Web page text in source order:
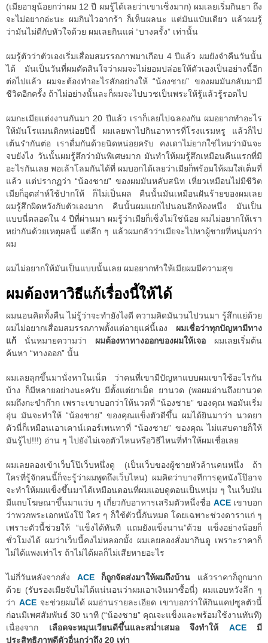
(เมียอายุน้อยกว่าผม 12 ปี ผมรู้ได้เลยว่าเขาเซ็งมาก) ผมเลยเริ่มกินยา ถึง
จะไม่อยากอ่ะนะ ผมกินไวอากร้า ก็เห็นผลนะ แต่มันแป๋บเดียว แล้วผมรู้
ว่ามันไม่ดีกับหัวใจด้วย ผมเลยกินแค่ “บางครั้ง” เท่านั้น
ผมรู้ตัวว่าตัวเองเริ่มเสื่อมสมรรถภาพมาเกือบ 4 ปีแล้ว ผมยังจำคืนวันนั้น
ได้ มันเป็นวันที่ผมตัดสินใจว่าผมจะไม่ยอมปล่อยให้ตัวเองเป็นอย่างนี้อีก
ต่อไปแล้ว ผมจะต้องทำอะไรสักอย่างให้ “น้องชาย” ของผมมันกลับมามี
ชีวิตอีกครั้ง ถ้าไม่อย่างนั้นละก็ผมจะไปบวชเป็นพระให้รู้แล้วรู้รอดไป
ผมกะเมียแต่งงานกันมา 20 ปีแล้ว เราก็เลยไปฉลองกัน ผมอยากทำอะไร
ให้มันโรแมนติกหน่อยปีนี้ ผมเลยพาไปกินอาหารที่โรงแรมหรู แล้วก็ไป
เต้นรำกันต่อ เราดื่มกันด้วยนิดหน่อยครับ คงเดาไม่ยากใช่ไหมว่ามันจะ
จบยังไง วันนั้นผมรู้สึกว่ามันพิเศษมาก มันทำให้ผมรู้สึกเหมือนคืนแรกที่มี
อะไรกันเลย พอเล้าโลมกันได้ที่ ผมบอกได้เลยว่าเมียก็พร้อมให้ผมใส่เต็มที่
แล้ว แต่ปรากฏว่า “น้องชาย” ของผมมันหลับสนิท เหี่ยวเหมือนไม่มีชีวิต
เมียก็อุตส่าห์ใช้ปากให้ ก็ไม่เป็นผล คืนนั้นมันเหมือนฝันร้ายของผมเลย
ผมรู้สึกผิดหวังกับตัวเองมาก คืนนั้นผมแยกไปนอนอีกห้องหนึ่ง มันเป็น
แบบนี่ตลอดใน 4 ปีที่ผ่านมา ผมรู้ว่าเมียก็เซ็งไม่ใช่น้อย ผมไม่อยากให้เรา
หย่ากันด้วยเหตุผลนี้ แต่ลึก ๆ แล้วผมกลัวว่าเมียจะไปหาผู้ชายที่หนุ่มกว่า
ผม
ผมไม่อยากให้มันเป็นแบบนั้นเลย ผมอยากทำให้เมียผมมีความสุข
ผมต้องหาวิธีแก้เรื่องนี้ให้ได้
ผมนอนคิดทั้งคืน ไม่รู้ว่าจะทำยังไงดี ความคิดมันวนไปวนมา รู้สึกแย่ด้วย
ผมไม่อยากเสื่อมสมรรถภาพตั้งแต่อายุแค่นี้เอง ผมเชื่อว่าทุกปัญหามีทาง
แก้ นั่นหมายความว่า ผมต้องหาทางออกของผมให้เจอ ผมเลยเริ่มต้น
ค้นหา “ทางออก” นั้น
ผมเลยลุกขึ้นมานั่งหาในเน็ต ว่าคนที่เขามีปัญหาแบบผมเขาใช้อะไรกัน
บ้าง ก็มีหลายอย่างนะครับ มีตั้งแต่ยาเม็ด ยานวด (พอผมอ่านถึงยานวด
ผมถึงกะขำก๊าก เพราะเขาบอกว่าให้นวดที่ “น้องชาย” ของคุณ พอมันเริ่ม
อุ่น มันจะทำให้ “น้องชาย” ของคุณแข็งตัวดีขึ้น ผมได้ยินมาว่า นวดยา
ตัวนี่ก็เหมือนเอาเคาน์เตอร์เพนทาที่ “น้องชาย” ของคุณ ไม่แสบตายก็ให้
มันรู้ไป!!!) อ่าน ๆ ไปยังไม่เจอตัวไหนหรือวิธีไหนที่ทำให้ผมเชื่อเลย
ผมเลยลองเข้าเว็บโป๊เว็บหนึ่งดู (เป็นเว็บของผู้ชายหัวล้านคนหนึ่ง ถ้า
ใครที่รู้จักคนนี้ก็จะรู้ว่าผมพูดถึงเว็บไหน) ผมคิดว่าบางทีการดูหนังโป๊อาจ
จะทำให้ผมแข็งขึ้นมาได้เหมือนตอนที่ผมแอบดูตอนเป็นหนุ่ม ๆ ในเว็บมัน
มีแถบโฆษณาขึ้นมาแว่บ ๆ เกี่ยวกับอาหารเสริมตัวหนึ่งชื่อ ACEเขาบอก
ว่าพวกพระเอกหนังโป๊ ใคร ๆ ก็ใช้ตัวนี้กันหมด โดยเฉพาะช่วงดาราแก่ ๆ
เพราะตัวนี้ช่วยให้ “แข็งได้ทันที แถมยังแข็งนาน”ด้วย แข็งอย่างน้อยก็
ชั่วโมงได้ ผมว่าเว็บนี้คงไม่หลอกมั้ง ผมเลยลองสั่งมากินดู เพราะราคาก็
ไม่ได้แพงเท่าไร ถ้าไม่ได้ผลก็ไม่เสียหายอะไร
ไม่กี่วันหลังจากสั่ง ACE ก็ถูกจัดส่งมาให้ผมถึงบ้าน แล้วราคาก็ถูกมาก
ด้วย (รับรองเมียจับไม่ได้แน่นอนว่าผมเอาเงินมาซื้อนี่) ผมแอบหวังลึก ๆ
ว่า ACEจะช่วยผมได้ ผมอ่านรายละเอียด เขาบอกว่าให้กินแคปซูลตัวนี้
ก่อนมีเพศสัมพันธ์ 30 นาที (“น้องชาย” คุณจะแข็งและพร้อมใช้งานทันที)
เนื่องจาก เลือดจะหมุนเวียนดีขึ้นและสม่ำเสมอ จึงทำให้ ACEมี
ประสิทธิภาพดีตัวอื่นกว่าถึง 20 เท่า